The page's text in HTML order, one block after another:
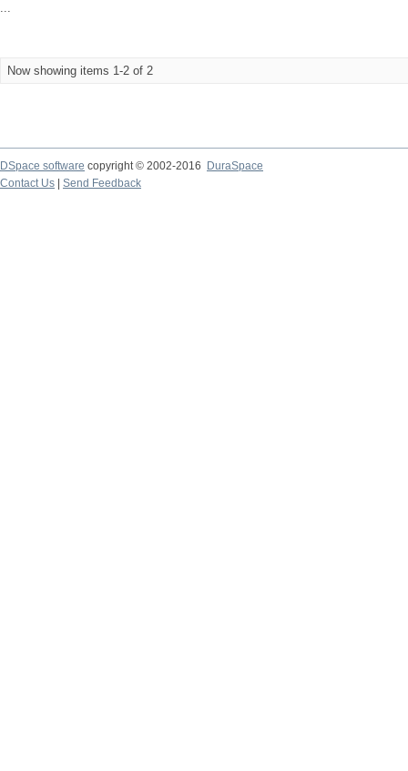
...
Now showing items 1-2 of 2
DSpace software copyright © 2002-2016
DuraSpace
Contact Us
Send Feedback